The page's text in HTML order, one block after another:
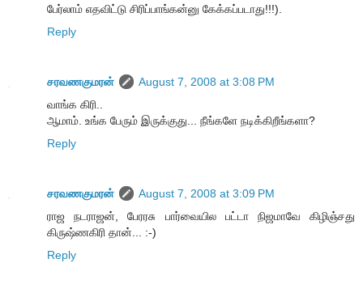
பேர்லாம் எதவிட்டு சிரிப்பாங்கன்னு கேக்கப்படாது!!!).
Reply
சரவணகுமரன்
August 7, 2008 at 3:08 PM
வாங்க கிரி..
ஆமாம். உங்க பேரும் இருக்குது... நீங்களே நடிக்கிறீங்களா?
Reply
சரவணகுமரன்
August 7, 2008 at 3:09 PM
ராஜ நடராஜன், பேரரசு பார்வையில பட்டா நிஜமாவே கிழிஞ்சது
கிருஷ்ணகிரி தான்... :-)
Reply